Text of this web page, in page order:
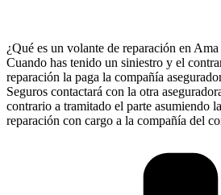
¿Qué es un volante de reparación en Ama
Cuando has tenido un siniestro y el
reparación la paga la compañía
Seguros contactará con la otra
contrario a tramitado el parte asumiendo
reparación con cargo a la compañía del